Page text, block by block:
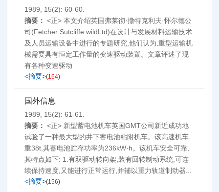
1989, 15(2): 60-60.
摘要： <正> 本文介绍英国弗莱彻·撒特克利夫·怀尔德公
司(Fetcher Sutcliffe wildLtd)在设计与发展材料运输技术
及人员运输设备中进行的专题研究,他们认为,重型运输机
械需要具有恒定工作量的变速驱动装置。文章评述了现
有各种变速驱动
<摘要>(164)
国外信息
1989, 15(2): 61-61.
摘要： <正> 新型蓄电池机车英国GMT公司新近成功地
试验了一种最大型的井下蓄电池粘附机车。该高速机车
重38t,其蓄电池贮存功率为236kW·h。该机车安全可靠,
其特点如下: 1.有双驱动转向架,装有回转制动系统,可连
续保持速度,又能进行正常运行,并辅以重力轨道制动器...
<摘要>(156)